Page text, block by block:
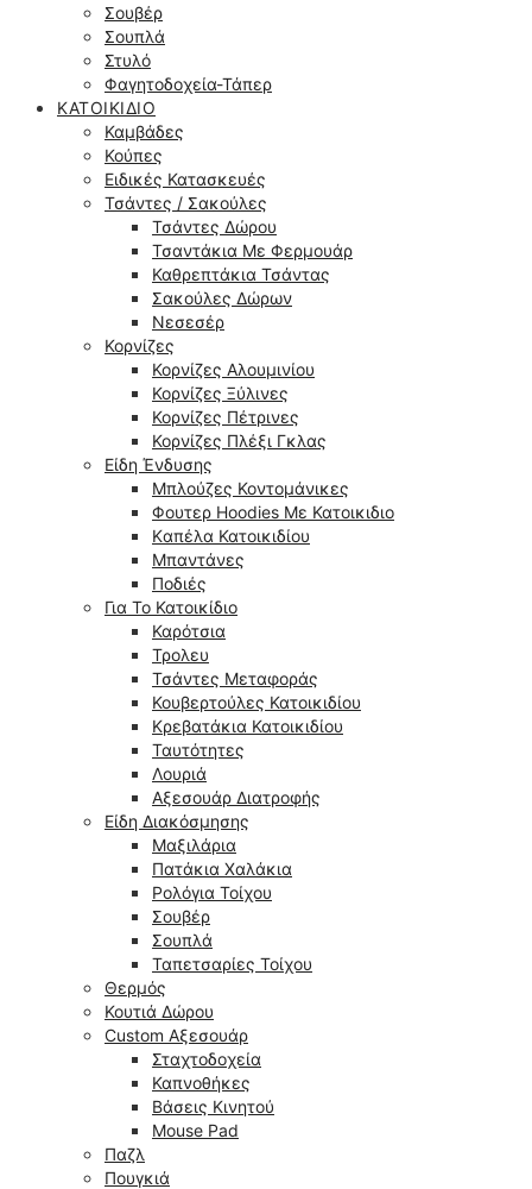
Σουβέρ
Σουπλά
Στυλό
Φαγητοδοχεία-Τάπερ
ΚΑΤΟΙΚΊΔΙΟ
Καμβάδες
Κούπες
Ειδικές Κατασκευές
Τσάντες / Σακούλες
Τσάντες Δώρου
Τσαντάκια Με Φερμουάρ
Καθρεπτάκια Τσάντας
Σακούλες Δώρων
Νεσεσέρ
Κορνίζες
Κορνίζες Αλουμινίου
Κορνίζες Ξύλινες
Κορνίζες Πέτρινες
Κορνίζες Πλέξι Γκλας
Είδη Ένδυσης
Μπλούζες Κοντομάνικες
Φουτερ Hoodies Με Κατοικιδιο
Kαπέλα Κατοικιδίου
Μπαντάνες
Ποδιές
Για Το Κατοικίδιο
Καρότσια
Τρολευ
Τσάντες Μεταφοράς
Κουβερτούλες Κατοικιδίου
Κρεβατάκια Κατοικιδίου
Ταυτότητες
Λουριά
Αξεσουάρ Διατροφής
Είδη Διακόσμησης
Μαξιλάρια
Πατάκια Χαλάκια
Ρολόγια Τοίχου
Σουβέρ
Σουπλά
Ταπετσαρίες Τοίχου
Θερμός
Κουτιά Δώρου
Custom Αξεσουάρ
Σταχτοδοχεία
Καπνοθήκες
Βάσεις Κινητού
Mouse Pad
Παζλ
Πουγκιά